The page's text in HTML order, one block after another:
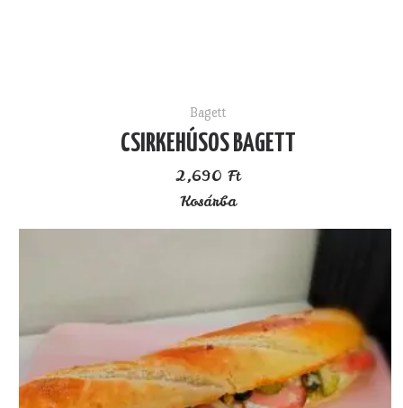
Bagett
CSIRKEHÚSOS BAGETT
2,690 Ft
Kosárba